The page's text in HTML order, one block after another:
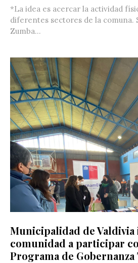
*La idea es acercar la actividad
diferentes sectores de la comuna.
Zumba...
Municipalidad de Valdivia
comunidad a participar
Programa de